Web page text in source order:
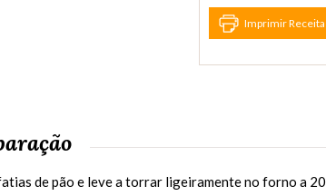
Imprimir Receita
de pão e leve a torrar ligeiramente no forno a